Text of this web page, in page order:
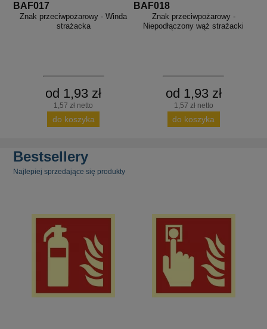
BAF017
Znak przeciwpożarowy - Winda
strażacka
od 1,93 zł
1,57 zł netto
do koszyka
BAF018
Znak przeciwpożarowy -
Niepodłączony wąż strażacki
od 1,93 zł
1,57 zł netto
do koszyka
Bestsellery
Najlepiej sprzedające się produkty